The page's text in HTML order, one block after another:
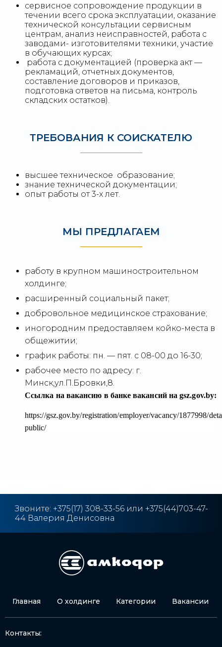
сервисное сопровождение продукции в
течении всего срока эксплуатации, оказание
технической консультации сервисным
центрам, анализ неисправностей, работа с
заводами- изготовителями техники, участие
в обучающих курсах;
работа с документацией (проверка акт —
рекламаций, отчетных документов,
составление договоров и приказов,
подготовка ответов на письма, контроль
складских остатков).
ТРЕБОВАНИЯ К СОИСКАТЕЛЮ
высшее техническое образование;
знание технической документации;
опыт работы от 3-х лет.
МЫ ПРЕДЛАГАЕМ
работу в крупном машиностроительном
холдинге;
расширенный социальный пакет;
добровольное медицинское страхование;
иногородним предоставляем койко-места в
общежитии;
график работы: пн. — пят. с 08-00 до 16-30;
рабочее место по адресу: г.
Минск,ул.П.Бровки,8.
Ссылка на вакансию в банке вакансий на gsz.gov.⁣by:
https://gsz.gov.by/registration/employer/vacancy/1877998/
public/
Звоните: +375(17) 308-33-56 или +375(44)703-47-
44 Валерия Денисовна
Главная О холдинге Категории Вакансии
Контакты: